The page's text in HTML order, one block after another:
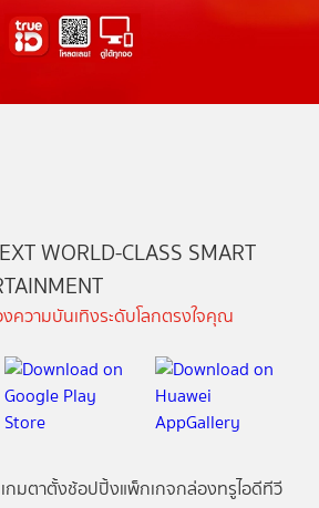
WORLD-CLASS SMART
ความบันเทิงระดับโลกตรงใจคุณ
เกมตาตั้งช้อปปิ้งแพ็กเกจกล่องทรูไอดีทีวี